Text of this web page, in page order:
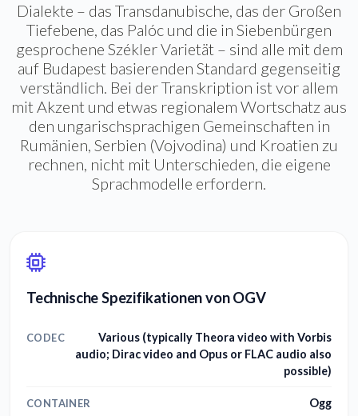
Dialekte – das Transdanubische, das der Großen
Tiefebene, das Palóc und die in Siebenbürgen
gesprochene Székler Varietät – sind alle mit dem
auf Budapest basierenden Standard gegenseitig
verständlich. Bei der Transkription ist vor allem
mit Akzent und etwas regionalem Wortschatz aus
den ungarischsprachigen Gemeinschaften in
Rumänien, Serbien (Vojvodina) und Kroatien zu
rechnen, nicht mit Unterschieden, die eigene
Sprachmodelle erfordern.
Technische Spezifikationen von OGV
CODEC
Various (typically Theora video with Vorbis
audio; Dirac video and Opus or FLAC audio also
possible)
CONTAINER Ogg